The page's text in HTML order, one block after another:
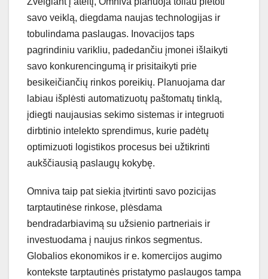
savo veiklą, diegdama naujas technologijas ir
tobulindama paslaugas. Inovacijos taps
pagrindiniu varikliu, padedančiu įmonei išlaikyti
savo konkurencingumą ir prisitaikyti prie
besikeičiančių rinkos poreikių. Planuojama dar
labiau išplėsti automatizuotų paštomatų tinklą,
įdiegti naujausias sekimo sistemas ir integruoti
dirbtinio intelekto sprendimus, kurie padėtų
optimizuoti logistikos procesus bei užtikrinti
aukščiausią paslaugų kokybę.
Omniva taip pat siekia įtvirtinti savo pozicijas
tarptautinėse rinkose, plėsdama
bendradarbiavimą su užsienio partneriais ir
investuodama į naujus rinkos segmentus.
Globalios ekonomikos ir e. komercijos augimo
kontekste tarptautinės pristatymo paslaugos tampa